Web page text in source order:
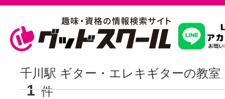
習いたいこ
千川駅 ギター・エレキギターの教室
1 件